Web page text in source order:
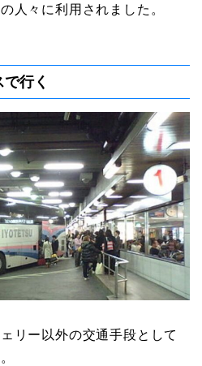
人々に利用されました。
行く
リー以外の交通手段として